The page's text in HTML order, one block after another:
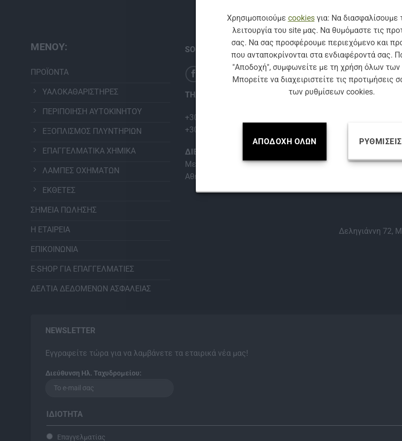
Χρησιμοποιούμε cookiesγια: Να διασφαλίσουμε
λειτουργία του site μας. Να θυμόμαστε τις
σας. Να σας προσφέρουμε περιεχόμενο και
που ανταποκρίνονται στα ενδιαφέροντά σας.
"Αποδοχή", συμφωνείτε με τη χρήση όλων των
Μπορείτε να διαχειριστείτε τις προτιμήσεις
των ρυθμίσεων cookies.
ΑΠΟΔΟΧΉ ΌΛΩΝ ΡΥΘΜΊΣΕΙΣ
ΜΕΝΟΥ:
ΠΡΟΪΟΝΤΑ
ΥΑΛΟΚΑΘΑΡΙΣΤΗΡΕΣ
ΠΕΡΙΠΟΙΗΣΗ ΑΥΤΟΚΙΝΗΤΟΥ
ΕΞΟΠΛΙΣΜΟΣ ΠΛΥΝΤΗΡΙΩΝ
ΕΠΑΓΓΕΛΜΑΤΙΚΑ ΧΗΜΙΚΑ
ΛΑΜΠΕΣ ΟΧΗΜΑΤΩΝ
ΕΚΘΕΤΕΣ
ΣΗΜΕΙΑ ΠΩΛΗΣΗΣ
Η ΕΤΑΙΡΕΙΑ
ΕΠΙΚΟΙΝΩΝΙΑ
E-SHOP ΓΙΑ ΕΠΑΓΓΕΛΜΑΤΙΕΣ
ΔΕΛΤΙΑ ΔΕΔΟΜΕΝΩΝ ΑΣΦΑΛΕΙΑΣ
SOCIAL MEDIA:
ΤΗΛΕΦΩΝΟ:
+30 210 28 23 722
+30 210 28 23 725
ΔΙΕΥΘΥΝΣΗ:
Μεταμόρφωση 14452,
Αθήνα
Δεληγιάννη 72,
NEWSLETTER
Εγγραφείτε τώρα για να λαμβάνετε τα εταιρικά νέα μας!
Διεύθυνση Ηλ. Ταχυδρομείου:
ΙΔΙΌΤΗΤΑ
Επαγγελματίας